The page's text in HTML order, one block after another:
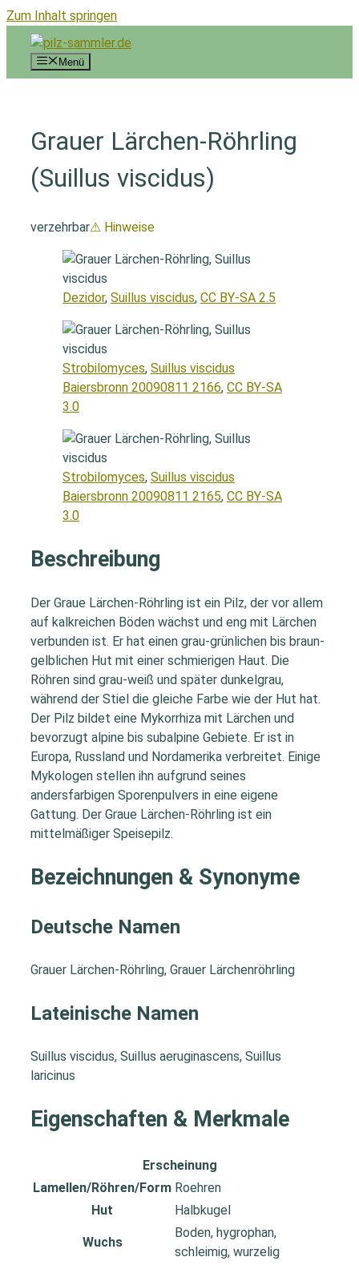
Zum Inhalt springen
Menü
Grauer Lärchen-Röhrling
(Suillus viscidus)
verzehrbar⚠ Hinweise
Dezidor, Suillus viscidus, CC BY-SA 2.5
Strobilomyces, Suillus viscidus
Baiersbronn 20090811 2166, CC BY-SA
3.0
Strobilomyces, Suillus viscidus
Baiersbronn 20090811 2165, CC BY-SA
3.0
Beschreibung
Der Graue Lärchen-Röhrling ist ein Pilz, der vor allem
auf kalkreichen Böden wächst und eng mit Lärchen
verbunden ist. Er hat einen grau-grünlichen bis braun-
gelblichen Hut mit einer schmierigen Haut. Die
Röhren sind grau-weiß und später dunkelgrau,
während der Stiel die gleiche Farbe wie der Hut hat.
Der Pilz bildet eine Mykorrhiza mit Lärchen und
bevorzugt alpine bis subalpine Gebiete. Er ist in
Europa, Russland und Nordamerika verbreitet. Einige
Mykologen stellen ihn aufgrund seines
andersfarbigen Sporenpulvers in eine eigene
Gattung. Der Graue Lärchen-Röhrling ist ein
mittelmäßiger Speisepilz.
Bezeichnungen & Synonyme
Deutsche Namen
Grauer Lärchen-Röhrling, Grauer Lärchenröhrling
Lateinische Namen
Suillus viscidus, Suillus aeruginascens, Suillus
laricinus
Eigenschaften & Merkmale
Erscheinung
Lamellen/Röhren/Form Roehren
Hut
Halbkugel
Wuchs
Boden, hygrophan,
schleimig, wurzelig